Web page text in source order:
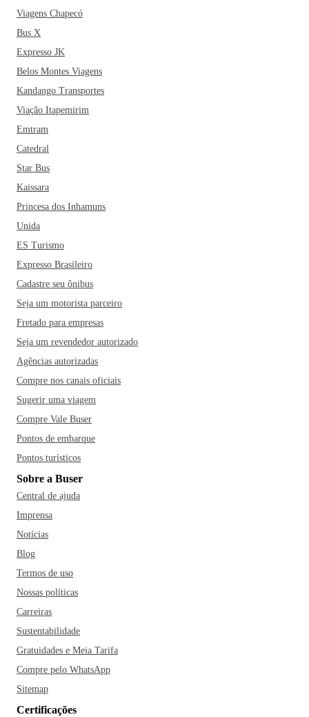
Viagens Chapecó
Bus X
Expresso JK
Belos Montes Viagens
Kandango Transportes
Viação Itapemirim
Emtram
Catedral
Star Bus
Kaissara
Princesa dos Inhamuns
Unida
ES Turismo
Expresso Brasileiro
Cadastre seu ônibus
Seja um motorista parceiro
Fretado para empresas
Seja um revendedor autorizado
Agências autorizadas
Compre nos canais oficiais
Sugerir uma viagem
Compre Vale Buser
Pontos de embarque
Pontos turísticos
Sobre a Buser
Central de ajuda
Imprensa
Notícias
Blog
Termos de uso
Nossas políticas
Carreiras
Sustentabilidade
Gratuidades e Meia Tarifa
Compre pelo WhatsApp
Sitemap
Certificações